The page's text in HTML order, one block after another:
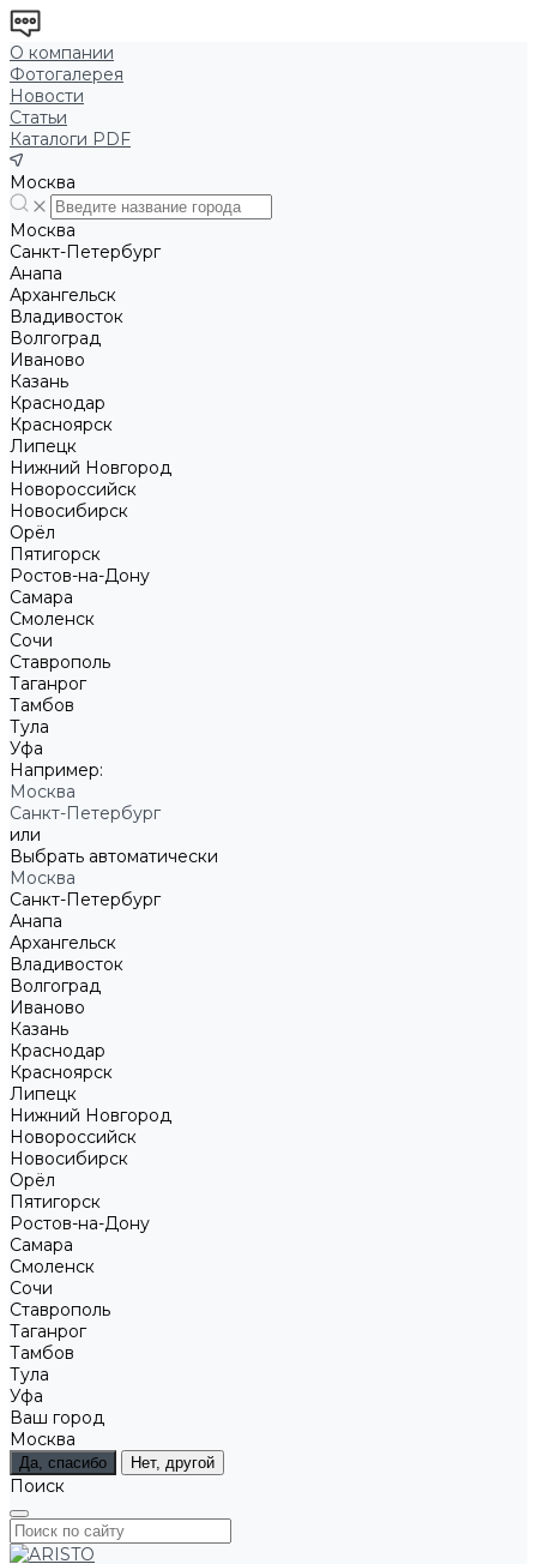
О компании
Фотогалерея
Новости
Статьи
Каталоги PDF
Москва
Москва
Санкт-Петербург
Анапа
Архангельск
Владивосток
Волгоград
Иваново
Казань
Краснодар
Красноярск
Липецк
Нижний Новгород
Новороссийск
Новосибирск
Орёл
Пятигорск
Ростов-на-Дону
Самара
Смоленск
Сочи
Ставрополь
Таганрог
Тамбов
Тула
Уфа
Например:
Москва
Санкт-Петербург
или
Выбрать автоматически
Москва
Санкт-Петербург
Анапа
Архангельск
Владивосток
Волгоград
Иваново
Казань
Краснодар
Красноярск
Липецк
Нижний Новгород
Новороссийск
Новосибирск
Орёл
Пятигорск
Ростов-на-Дону
Самара
Смоленск
Сочи
Ставрополь
Таганрог
Тамбов
Тула
Уфа
Ваш город
Москва
Да, спасибо Нет, другой
Поиск